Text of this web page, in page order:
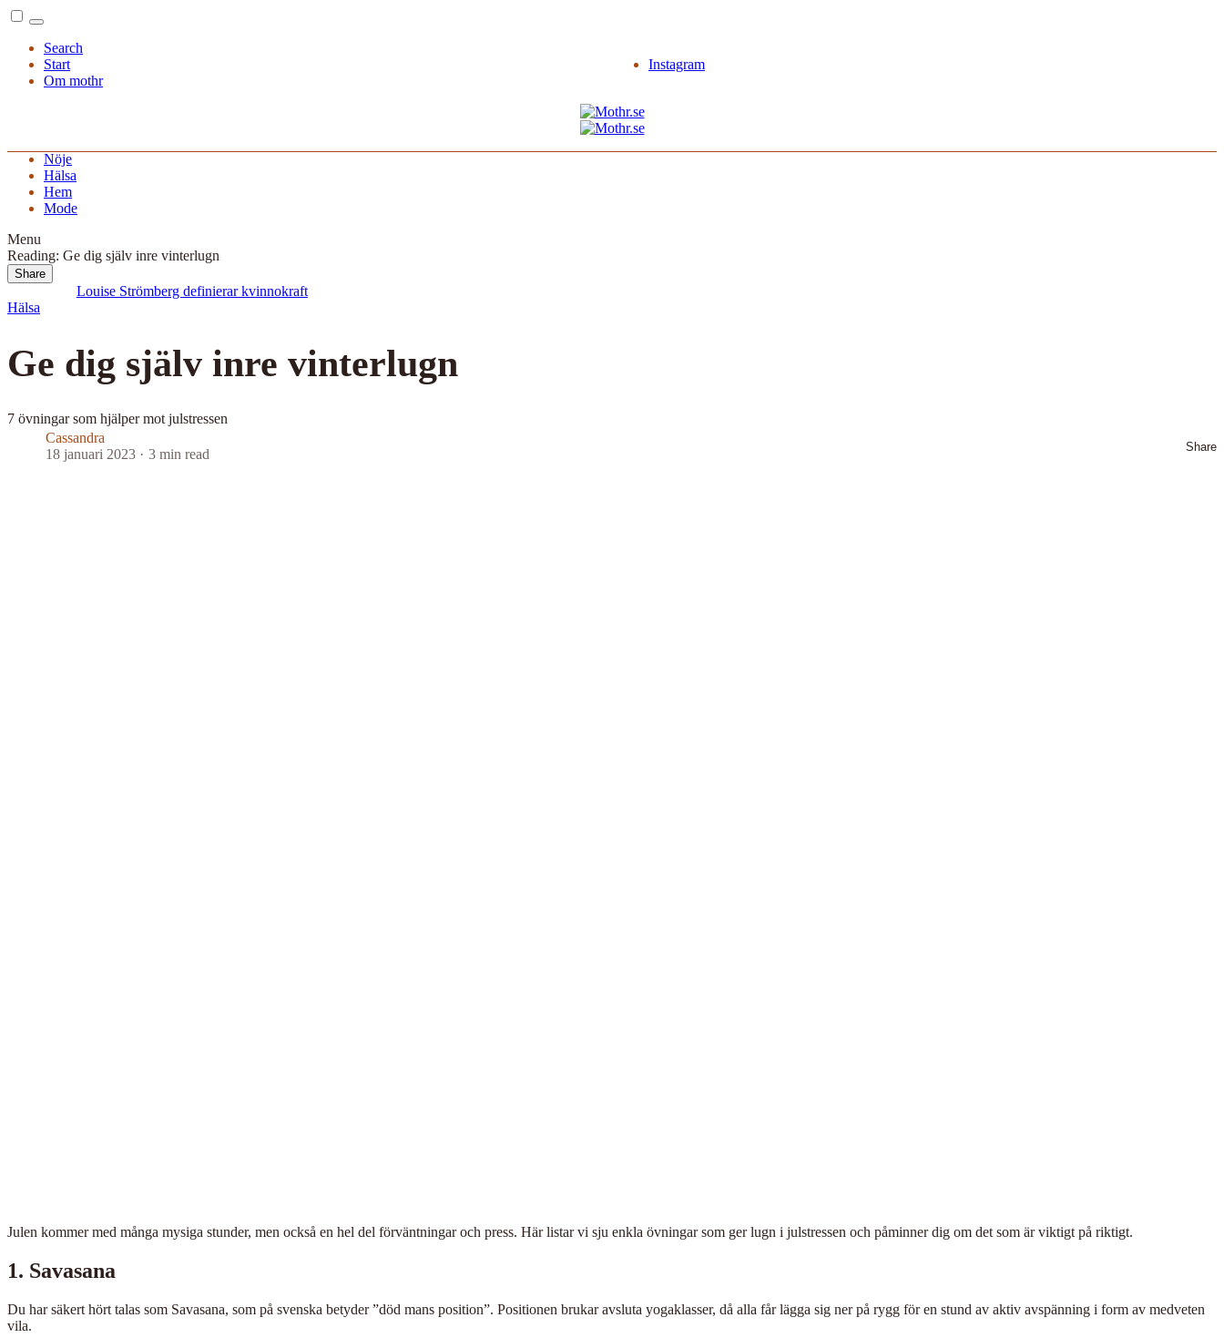
Menu
Search
Start
Om mothr
Instagram
Nöje
Hälsa
Hem
Mode
Menu
Reading: Ge dig själv inre vinterlugn
Share
Louise Strömberg definierar kvinnokraft
Hälsa
Ge dig själv inre vinterlugn
7 övningar som hjälper mot julstressen
Cassandra
18 januari 2023
3 min read Share
Julen kommer med många mysiga stunder, men också en hel del förväntningar och press. Här listar vi sju enkla övningar som ger lugn i julstressen och påminner dig om det som är viktigt på riktigt.
1. Savasana
Du har säkert hört talas som Savasana, som på svenska betyder ”död mans position”. Positionen brukar avsluta yogaklasser, då alla får lägga sig ner på rygg för en stund av aktiv avspänning i form av medveten
vila.